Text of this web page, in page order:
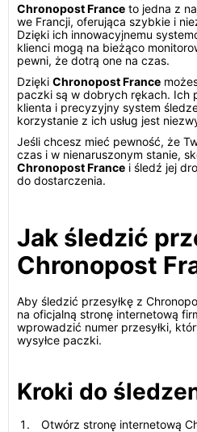
Chronopost France to jedna z
we Francji, oferująca szybkie i
Dzięki ich innowacyjnemu
klienci mogą na bieżąco
pewni, że dotrą one na czas.
Dzięki Chronopost France
paczki są w dobrych rękach. Ich
klienta i precyzyjny system
korzystanie z ich usług jest
Jeśli chcesz mieć pewność, że
czas i w nienaruszonym stanie,
Chronopost France i śledź jej
do dostarczenia.
Jak śledzić
Chronopost
Aby śledzić przesyłkę z
na oficjalną stronę internetową
wprowadzić numer przesyłki,
wysyłce paczki.
Kroki do
Otwórz stronę internetową